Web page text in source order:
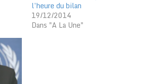
l’heure du bilan
19/12/2014
Dans "A La Une"